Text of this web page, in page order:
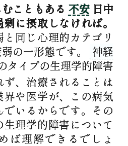
こともある 不安日中
に摂取しなければ。
同じ心理的カテゴリ
の一形態です。
神経
タイプの生理学的障害
、治療されることは
界や医学が、この病気
でいるからです。その
理学的障害について
ば理解できるでしょ